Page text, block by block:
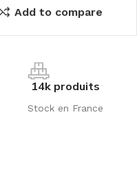
Add to compare
14k produits
Stock en France